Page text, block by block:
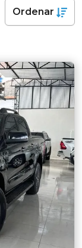
Ordenar